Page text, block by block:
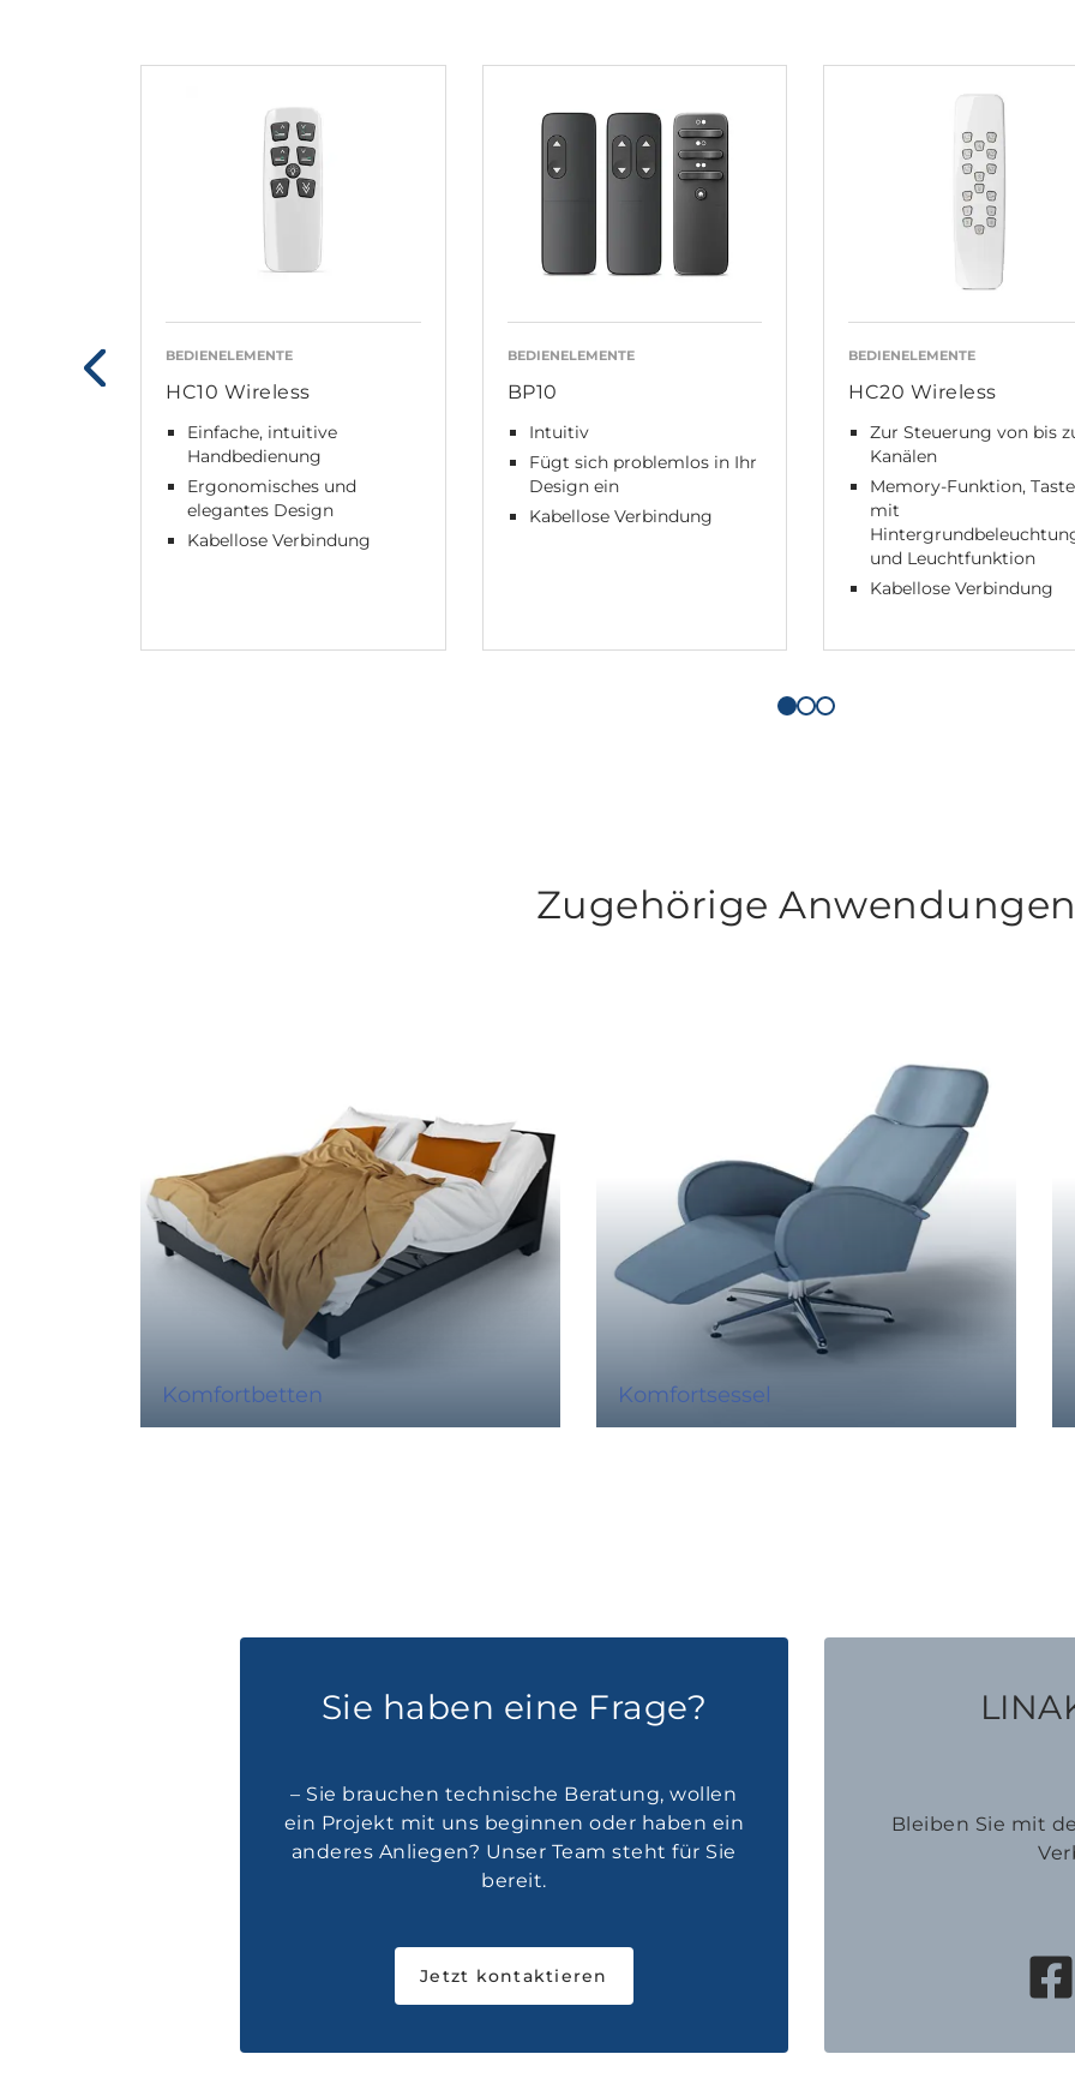
BEDIENELEMENTE
HC10 Wireless
Einfache, intuitive
Handbedienung
Ergonomisches und
elegantes Design
Kabellose Verbindung
BEDIENELEMENTE
BP10
Intuitiv
Fügt sich problemlos in Ihr
Design ein
Kabellose Verbindung
BEDIENELEMENTE
HC20 Wireless
Zur Steuerung von bis
Kanälen
Memory-Funktion,
mit
und Leuchtfunktion
Kabellose Verbindung
Zugehörige Anwendungen
Komfortbetten Komfortsessel
Sie haben eine Frage?
– Sie brauchen technische Beratung, wollen
ein Projekt mit uns beginnen oder haben ein
anderes Anliegen? Unser Team steht für Sie
bereit.
Jetzt kontaktieren
Bleiben Sie mit